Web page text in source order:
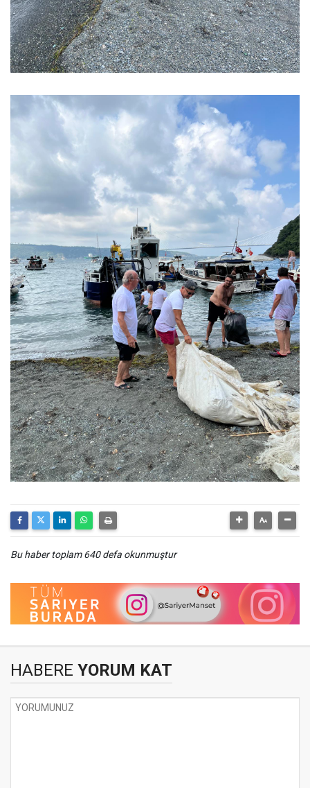
Bu haber toplam 640 defa okunmuştur
HABERE YORUM KAT